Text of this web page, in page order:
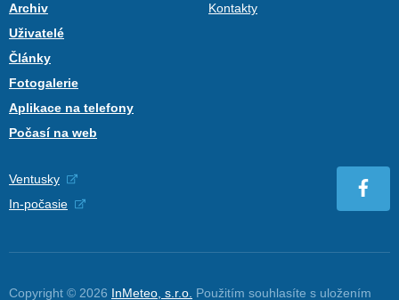
Archiv
Uživatelé
Články
Fotogalerie
Aplikace na telefony
Počasí na web
Kontakty
Ventusky
In-počasie
Copyright © 2026 InMeteo, s.r.o. Použitím souhlasíte s uložením